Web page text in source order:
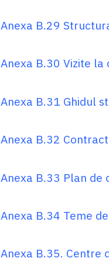
Anexa B.29
Anexa B.30 Vizite la
Anexa B.31 Ghidul
Anexa B.32
Anexa B.33 Plan
Anexa B.34 Teme
Anexa B.35. Centre